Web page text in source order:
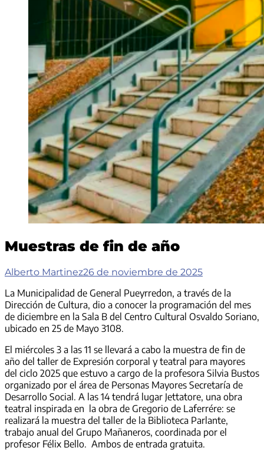
Muestras de fin de año
Alberto Martinez26 de noviembre de 2025
La Municipalidad de General Pueyrredon, a través de la
Dirección de Cultura, dio a conocer la programación del mes
de diciembre en la Sala B del Centro Cultural Osvaldo Soriano,
ubicado en 25 de Mayo 3108.
El miércoles 3 a las 11 se llevará a cabo la muestra de fin de
año del taller de Expresión corporal y teatral para mayores
del ciclo 2025 que estuvo a cargo de la profesora Silvia Bustos
organizado por el área de Personas Mayores Secretaría de
Desarrollo Social. A las 14 tendrá lugar Jettatore, una obra
teatral inspirada en la obra de Gregorio de Laferrére: se
realizará la muestra del taller de la Biblioteca Parlante,
trabajo anual del Grupo Mañaneros, coordinada por el
profesor Félix Bello. Ambos de entrada gratuita.